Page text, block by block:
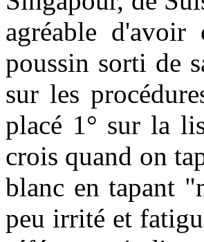
agréable
poussin sorti de
sur les
placé 1° sur la
crois quand on
blanc en tapant
peu irrité et